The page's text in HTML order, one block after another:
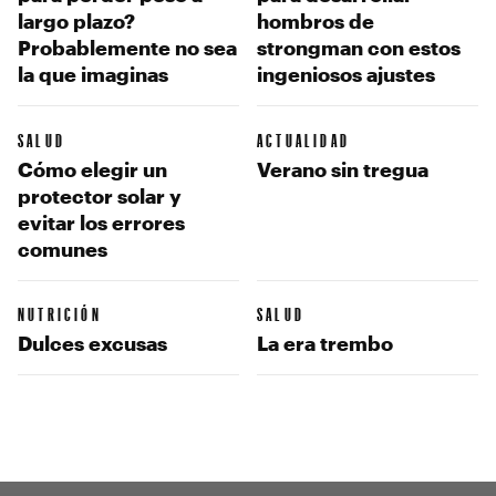
largo plazo?
Probablemente no sea
la que imaginas
hombros de
strongman con estos
ingeniosos ajustes
SALUD
Cómo elegir un
protector solar y
evitar los errores
comunes
ACTUALIDAD
Verano sin tregua
NUTRICIÓN
Dulces excusas
SALUD
La era trembo